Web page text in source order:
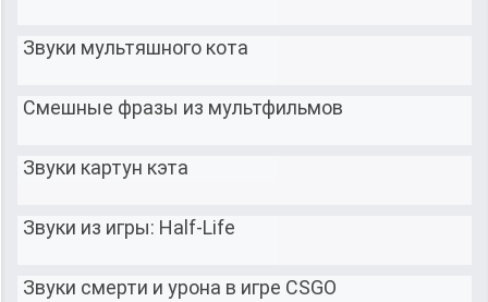
Звуки мультяшного кота
Смешные фразы из мультфильмов
Звуки картун кэта
Звуки из игры: Half-Life
Звуки смерти и урона в игре CSGO